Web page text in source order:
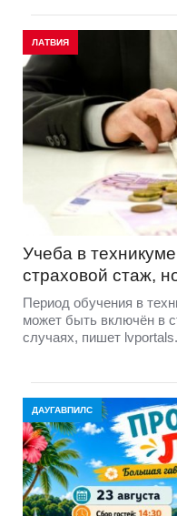
ЛАТВИЯ
Учеба в
страховой стаж,
Период обучения в
может быть включён в
случаях, пишет
ДАУГАВПИЛС